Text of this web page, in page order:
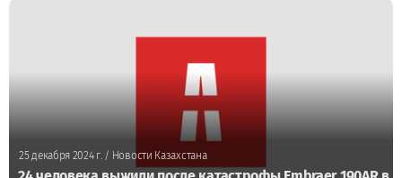
25 декабря 2024 г. / Новости Казахстана